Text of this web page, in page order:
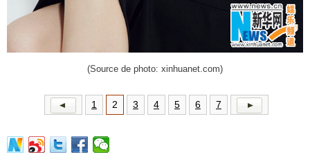
(Source de photo: xinhuanet.com)
1 2 3 4 5 6 7